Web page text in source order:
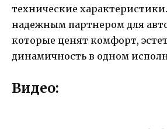
технические
надежным партнером для
которые ценят комфорт,
динамичность в одном
Видео: